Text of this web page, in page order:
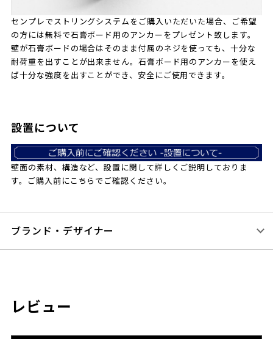
センプレでストリングシステムをご購入いただいた場合、ご希望
の方には無料で石膏ボード用のアンカーをプレゼント致します。
壁が石膏ボードの場合はそのまま付属のネジを使っても、十分な
耐荷重を出すことが出来ません。石膏ボード用のアンカーを使え
ば十分な強度を出すことができ、安全にご使用できます。
設置について
壁面の素材、構造など、設置に関して詳しくご説明しておりま
す。ご購入前にこちらでご確認ください。
ブランド・デザイナー
レビュー